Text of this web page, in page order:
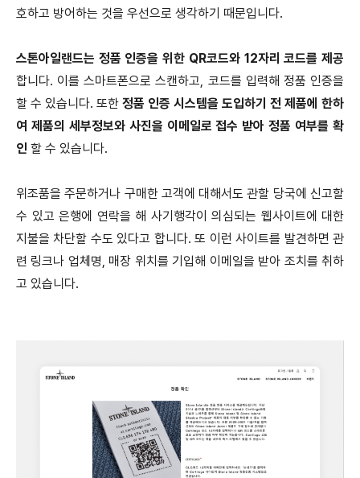
호하고 방어하는 것을 우선으로 생각하기 때문입니다.
스톤아일랜드는 정품 인증을 위한 QR코드와 12자리 코드를 제공
합니다. 이를 스마트폰으로 스캔하고, 코드를 입력해 정품 인증을
할 수 있습니다. 또한 정품 인증 시스템을 도입하기 전 제품에 한하
여 제품의 세부정보와 사진을 이메일로 접수 받아 정품 여부를 확
인 할 수 있습니다.
위조품을 주문하거나 구매한 고객에 대해서도 관할 당국에 신고할
수 있고 은행에 연락을 해 사기행각이 의심되는 웹사이트에 대한
지불을 차단할 수도 있다고 합니다. 또 이런 사이트를 발견하면 관
련 링크나 업체명, 매장 위치를 기입해 이메일을 받아 조치를 취하
고 있습니다.